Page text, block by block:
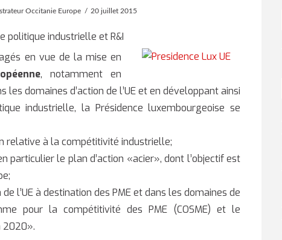
Occitanie Europe 20 juillet 2015
politique industrielle et R&I
en vue de la mise en
, notamment en
domaines d’action de l’UE et en développant ainsi
industrielle, la Présidence luxembourgeoise se
relative à la compétitivité industrielle;
le plan d’action «acier», dont l’objectif est
l’UE à destination des PME et dans les domaines de
pour la compétitivité des PME (COSME) et le
2020».